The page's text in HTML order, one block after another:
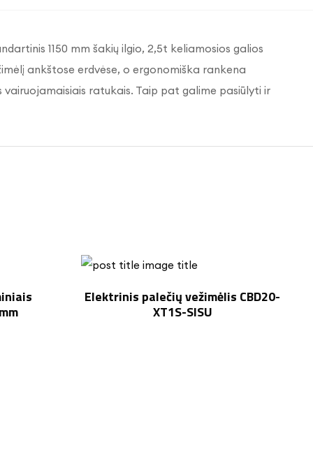
1150 mm šakių ilgio, 2,5t keliamosios galios
ankštose erdvėse, o ergonomiška rankena
ratukais. Taip pat galime pasiūlyti ir
Elektrinis palečių vežimėlis CBD20-
XT1S-SISU